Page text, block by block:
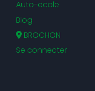
Auto-ecole
Blog
BROCHON
Se connecter